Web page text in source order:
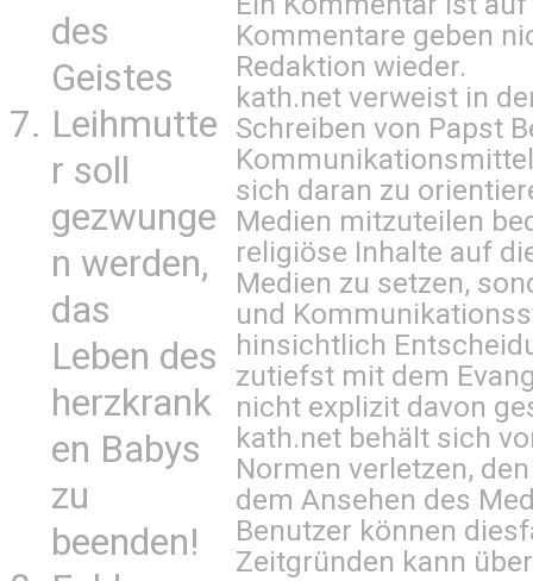
des
Geistes
Leihmutte
r soll
gezwunge
n werden,
das
Leben des
herzkrank
en Babys
zu
beenden!
Kommentare geben
Redaktion wieder.
kath.net verweist in
Schreiben von Papst
sich daran zu
Medien mitzuteilen
religiöse Inhalte auf
Medien zu setzen,
und
hinsichtlich
zutiefst mit dem
nicht explizit davon
kath.net behält sich
Normen verletzen,
dem Ansehen des
Benutzer können
Zeitgründen kann